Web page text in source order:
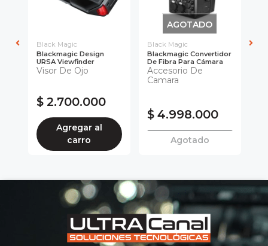
Black Magic
Blackmagic Design
URSA Viewfinder
Visor De Ojo
$ 2.700.000
Agregar al
carro
AGOTADO
Black Magic
Blackmagic Convertidor
De Fibra Para Cámara
Accesorio De
Camara
$ 4.998.000
Agotado